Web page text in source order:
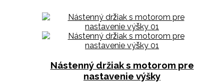
Nástenný držiak s motorom pre
nastavenie výšky